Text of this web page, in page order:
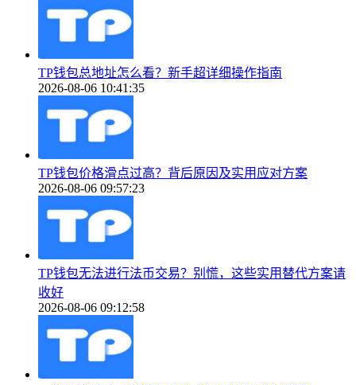
TP钱包总地址怎么看？新手超详细操作指南
2026-08-06 10:41:35
TP钱包价格滑点过高？背后原因及实用应对方案
2026-08-06 09:57:23
TP钱包无法进行法币交易？别慌，这些实用替代方案请
收好
2026-08-06 09:12:58